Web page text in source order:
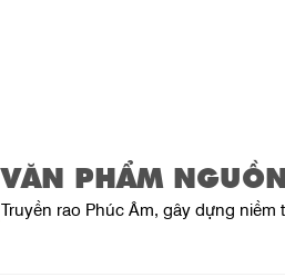
VĂN PHẨM
Truyền rao Phúc Âm, gây dựng